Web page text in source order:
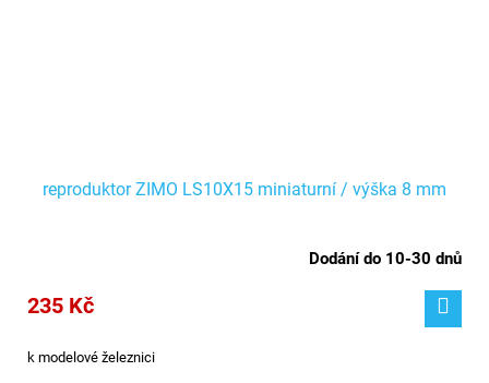
reproduktor ZIMO LS10X15 miniaturní / výška 8 mm
Dodání do 10-30 dnů
235 Kč
k modelové železnici